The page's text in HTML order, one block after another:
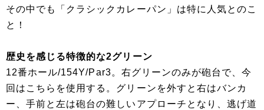
その中でも「クラシックカレーパン」は特に人気とのこ
と！
歴史を感じる特徴的な2グリーン
12番ホール/154Y/Par3。右グリーンのみが砲台で、今
回はこちらを使用する。グリーンを外すと右はバンカ
ー、手前と左は砲台の難しいアプローチとなり、逃げ道